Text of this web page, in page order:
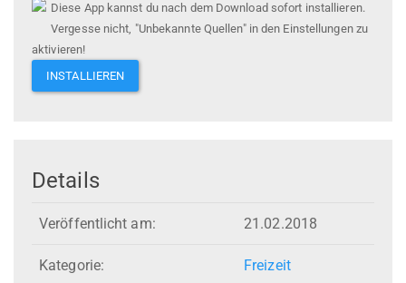
Diese App kannst du nach dem Download sofort installieren.
Vergesse nicht, "Unbekannte Quellen" in den Einstellungen zu
aktivieren!
INSTALLIEREN
Details
Veröffentlicht am: 21.02.2018
Kategorie: Freizeit